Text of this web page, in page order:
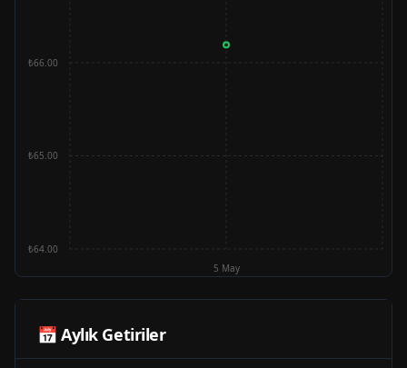
5 May
₺64.00
₺65.00
₺66.00
📅 Aylık Getiriler